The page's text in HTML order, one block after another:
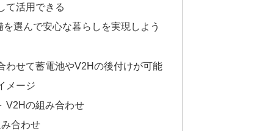
て活用できる
選んで安心な暮らしを実現しよう
わせて蓄電池やV2Hの後付けが可能
メージ
V2Hの組み合わせ
合わせ